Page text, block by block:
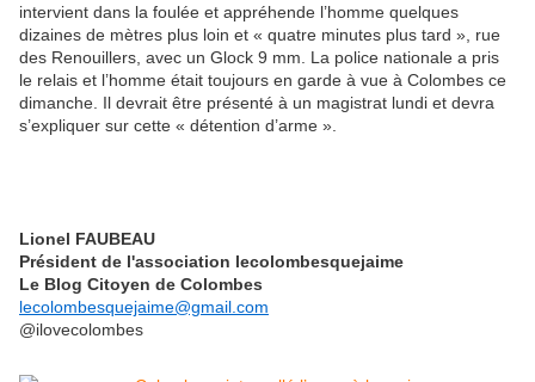
intervient dans la foulée et appréhende l’homme quelques
dizaines de mètres plus loin et « quatre minutes plus tard », rue
des Renouillers, avec un Glock 9 mm. La police nationale a pris
le relais et l’homme était toujours en garde à vue à Colombes ce
dimanche. Il devrait être présenté à un magistrat lundi et devra
s’expliquer sur cette « détention d’arme ».
Lionel FAUBEAU
Président de l'association lecolombesquejaime
Le Blog Citoyen de Colombes
lecolombesquejaime@gmail.com
@ilovecolombes